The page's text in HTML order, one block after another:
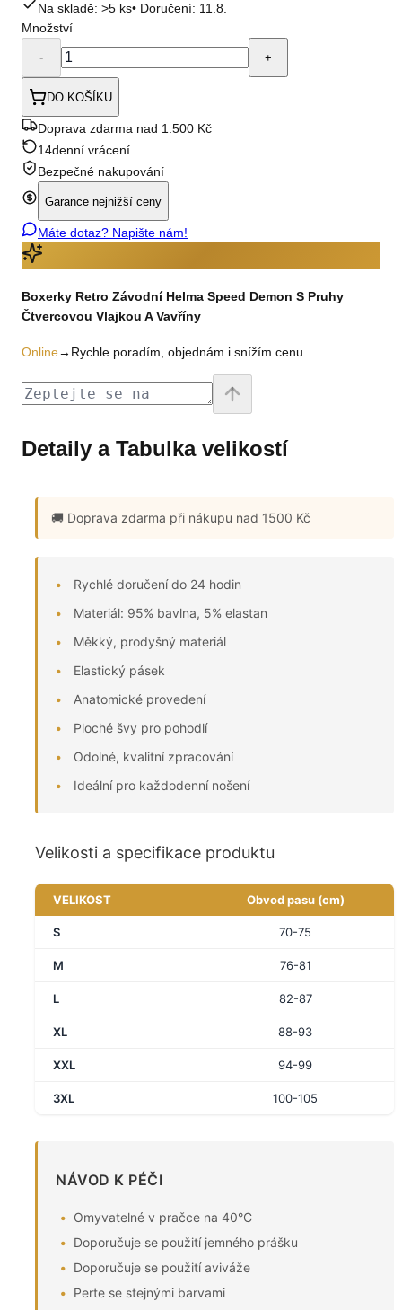
Na skladě: >5 ks• Doručení: 11.8.
Množství
- +
DO KOŠÍKU
Doprava zdarma nad 1.500 Kč
14denní vrácení
Bezpečné nakupování
Garance nejnižší ceny
Máte dotaz? Napište nám!
Boxerky Retro Závodní Helma Speed Demon S Pruhy
Čtvercovou Vlajkou A Vavříny
Online→ Rychle poradím, objednám i snížím cenu
Detaily a Tabulka velikostí
🚚 Doprava zdarma při nákupu nad 1500 Kč
Rychlé doručení do 24 hodin
Materiál: 95% bavlna, 5% elastan
Měkký, prodyšný materiál
Elastický pásek
Anatomické provedení
Ploché švy pro pohodlí
Odolné, kvalitní zpracování
Ideální pro každodenní nošení
Velikosti a specifikace produktu
VELIKOST Obvod pasu (cm)
S 70-75
M 76-81
L 82-87
XL 88-93
XXL 94-99
3XL 100-105
NÁVOD K PÉČI
Omyvatelné v pračce na 40°C
Doporučuje se použití jemného prášku
Doporučuje se použití aviváže
Perte se stejnými barvami